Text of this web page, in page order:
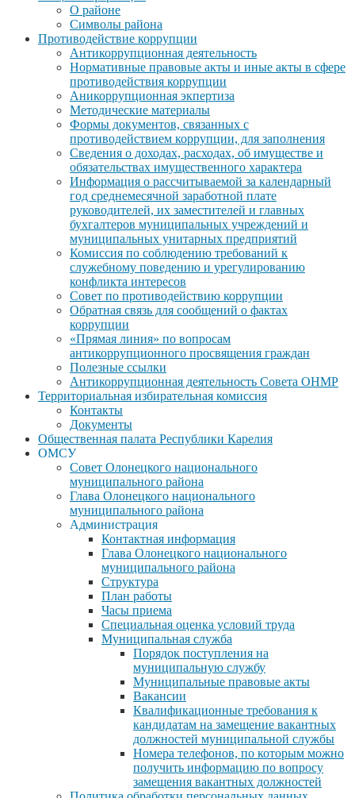
О районе
Символы района
Противодействие коррупции
Антикоррупционная деятельность
Нормативные правовые акты и иные акты в сфере
противодействия коррупции
Аникоррупционная экпертиза
Методические материалы
Формы документов, связанных с
противодействием коррупции, для заполнения
Сведения о доходах, расходах, об имуществе и
обязательствах имущественного характера
Информация о рассчитываемой за календарный
год среднемесячной заработной плате
руководителей, их заместителей и главных
бухгалтеров муниципальных учреждений и
муниципальных унитарных предприятий
Комиссия по соблюдению требований к
служебному поведению и урегулированию
конфликта интересов
Совет по противодействию коррупции
Обратная связь для сообщений о фактах
коррупции
«Прямая линия» по вопросам
антикоррупционного просвящения граждан
Полезные ссылки
Антикоррупционная деятельность Совета ОНМР
Территориальная избирательная комиссия
Контакты
Документы
Общественная палата Республики Карелия
ОМСУ
Совет Олонецкого национального
муниципального района
Глава Олонецкого национального
муниципального района
Администрация
Контактная информация
Глава Олонецкого национального
муниципального района
Структура
План работы
Часы приема
Специальная оценка условий труда
Муниципальная служба
Порядок поступления на
муниципальную службу
Муниципальные правовые акты
Вакансии
Квалификационные требования к
кандидатам на замещение вакантных
должностей муниципальной службы
Номера телефонов, по которым можно
получить информацию по вопросу
замещения вакантных должностей